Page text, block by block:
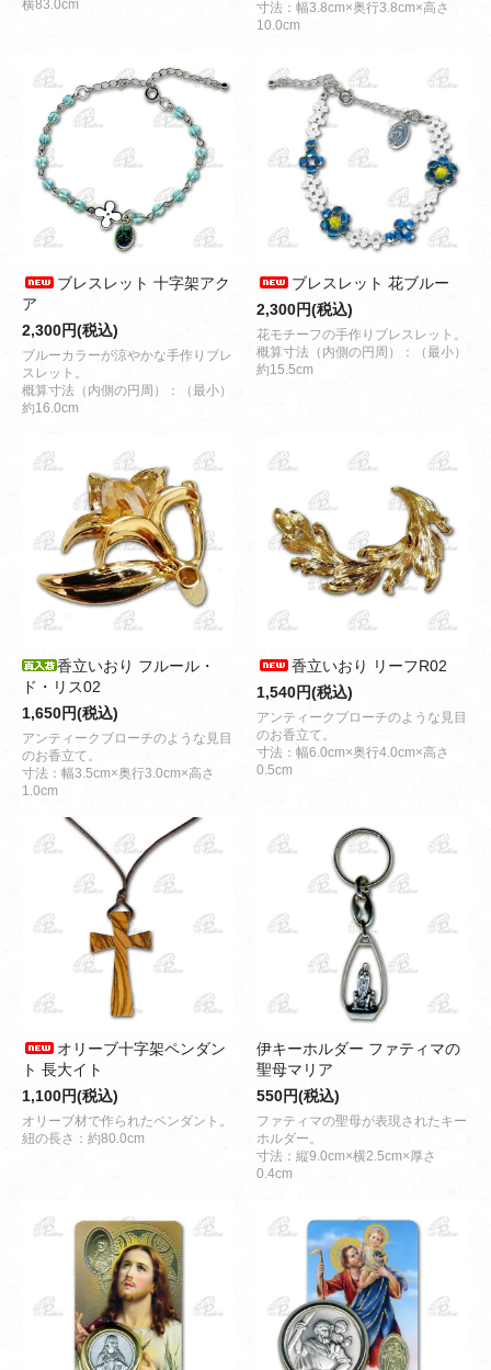
横83.0cm
寸法：幅3.8cm×奥行3.8cm×高さ
10.0cm
ブレスレット 十字架アク
ア
2,300円(税込)
ブルーカラーが涼やかな手作りブレ
スレット。
概算寸法（内側の円周）：（最小）
約16.0cm
ブレスレット 花ブルー
2,300円(税込)
花モチーフの手作りブレスレット。
概算寸法（内側の円周）：（最小）
約15.5cm
香立いおり フルール・
ド・リス02
1,650円(税込)
アンティークブローチのような見目
のお香立て。
寸法：幅3.5cm×奥行3.0cm×高さ
1.0cm
香立いおり リーフR02
1,540円(税込)
アンティークブローチのような見目
のお香立て。
寸法：幅6.0cm×奥行4.0cm×高さ
0.5cm
オリーブ十字架ペンダン
ト 長大イト
1,100円(税込)
オリーブ材で作られたペンダント。
紐の長さ：約80.0cm
伊キーホルダー ファティマの
聖母マリア
550円(税込)
ファティマの聖母が表現されたキー
ホルダー。
寸法：縦9.0cm×横2.5cm×厚さ
0.4cm